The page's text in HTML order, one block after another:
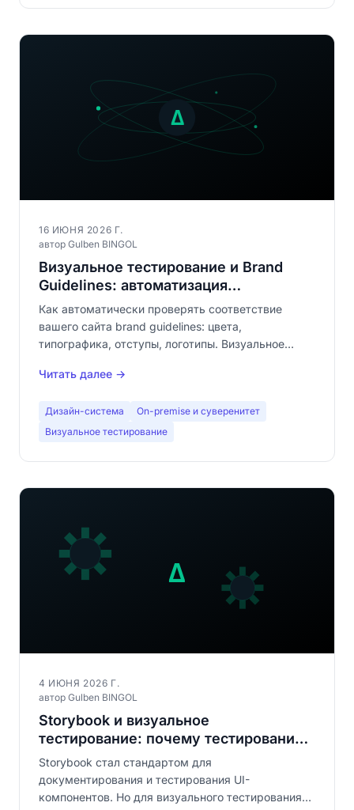
16 ИЮНЯ 2026 Г.
автор Gulben BINGOL
Визуальное тестирование и Brand
Guidelines: автоматизация
соответствия бренду
Как автоматически проверять соответствие
вашего сайта brand guidelines: цвета,
типографика, отступы, логотипы. Визуальное
Читать далее →
Дизайн-система
On-premise и суверенитет
Визуальное тестирование
4 ИЮНЯ 2026 Г.
автор Gulben BINGOL
Storybook и визуальное
тестирование: почему тестирования
изолированных компонентов
недостаточно
Storybook стал стандартом для
документирования и тестирования UI-
компонентов. Но для визуального тестирования